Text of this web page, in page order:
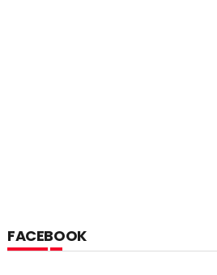
FACEBOOK